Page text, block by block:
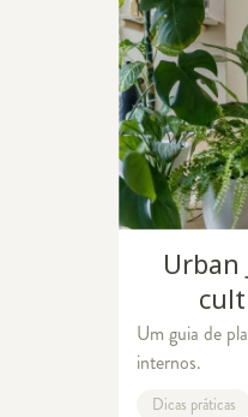
Urban
Um guia de
internos.
Dicas práticas